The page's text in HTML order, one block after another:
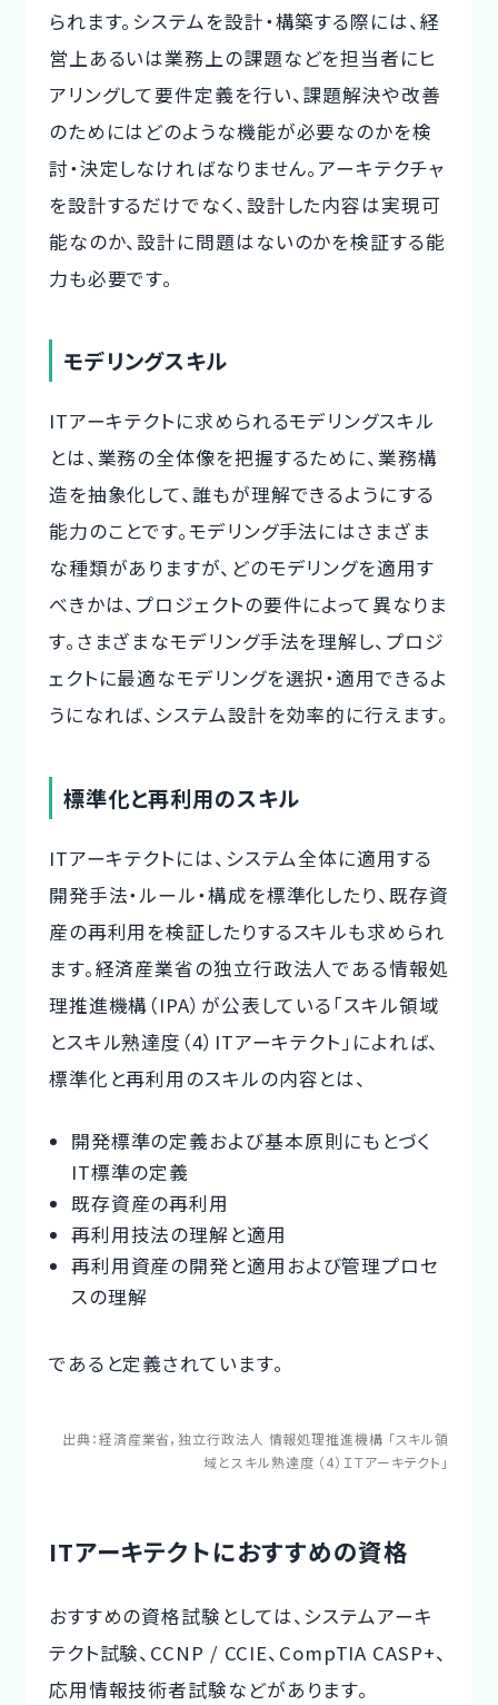
られます。システムを設計・構築する際には、経
営上あるいは業務上の課題などを担当者にヒ
アリングして要件定義を行い、課題解決や改善
のためにはどのような機能が必要なのかを検
討・決定しなければなりません。アーキテクチャ
を設計するだけでなく、設計した内容は実現可
能なのか、設計に問題はないのかを検証する能
力も必要です。
モデリングスキル
ITアーキテクトに求められるモデリングスキル
とは、業務の全体像を把握するために、業務構
造を抽象化して、誰もが理解できるようにする
能力のことです。モデリング手法にはさまざま
な種類がありますが、どのモデリングを適用す
べきかは、プロジェクトの要件によって異なりま
す。さまざまなモデリング手法を理解し、プロジ
ェクトに最適なモデリングを選択・適用できるよ
うになれば、システム設計を効率的に行えます。
標準化と再利用のスキル
ITアーキテクトには、システム全体に適用する
開発手法・ルール・構成を標準化したり、既存資
産の再利用を検証したりするスキルも求められ
ます。経済産業省の独立行政法人である情報処
理推進機構（IPA）が公表している「スキル領域
とスキル熟達度（4）ITアーキテクト」によれば、
標準化と再利用のスキルの内容とは、
開発標準の定義および基本原則にもとづく
IT標準の定義
既存資産の再利用
再利用技法の理解と適用
再利用資産の開発と適用および管理プロセ
スの理解
であると定義されています。
出典：経済産業省，独立行政法人 情報処理推進機構 「スキル領
域とスキル熟達度 （4）ＩＴアーキテクト」
ITアーキテクトにおすすめの資格
おすすめの資格試験としては、システムアーキ
テクト試験、CCNP / CCIE、CompTIA CASP+、
応用情報技術者試験などがあります。